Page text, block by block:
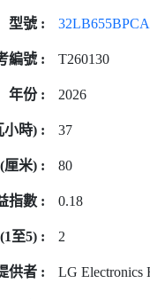
32LB655BPCA
T260130
2026
37
80
0.18
2
LG Electronics